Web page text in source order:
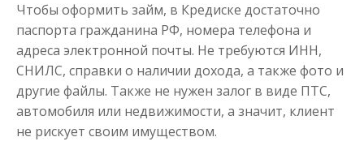
Сумма до50 000₽
Срок от 1 до 21 дня
Получить
Чтобы оформить займ, в Кредиске достаточно
паспорта гражданина РФ, номера телефона и
адреса электронной почты. Не требуются ИНН,
СНИЛС, справки о наличии дохода, а также фото и
другие файлы. Также не нужен залог в виде ПТС,
автомобиля или недвижимости, а значит, клиент
не рискует своим имуществом.